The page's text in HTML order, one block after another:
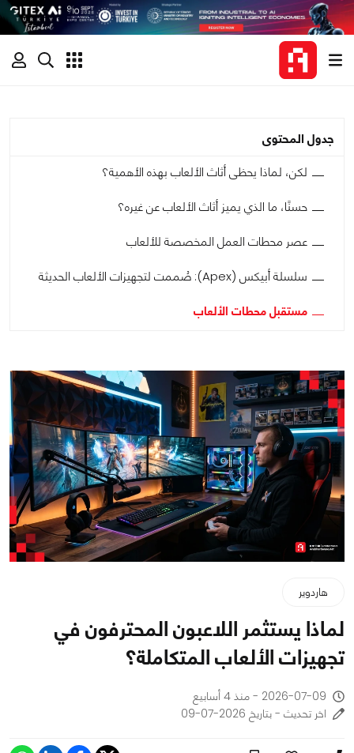
جدول المحتوى
لكن، لماذا يحظى أثاث الألعاب بهذه الأهمية؟
حسنًا، ما الذي يميز أثاث الألعاب عن غيره؟
عصر محطات العمل المخصصة للألعاب
سلسلة أبيكس (Apex): صُممت لتجهيزات الألعاب الحديثة
مستقبل محطات الألعاب
هاردوير
لماذا يستثمر اللاعبون المحترفون في
تجهيزات الألعاب المتكاملة؟
2026-07-09 - منذ 4 أسابيع
اخر تحديث - بتاريخ 2026-07-09